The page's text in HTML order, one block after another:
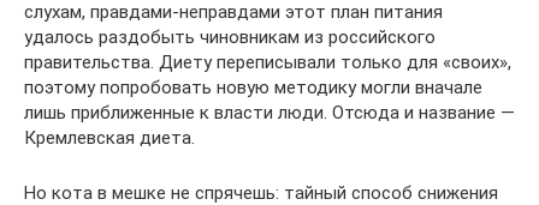
слухам, правдами-неправдами этот план питания
удалось раздобыть чиновникам из российского
правительства. Диету переписывали только для «своих»,
поэтому попробовать новую методику могли вначале
лишь приближенные к власти люди. Отсюда и название —
Кремлевская диета.
Но кота в мешке не спрячешь: тайный способ снижения